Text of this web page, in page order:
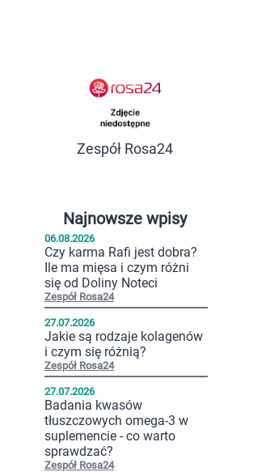
Zespół Rosa24
Najnowsze wpisy
06.08.2026
Czy karma Rafi jest dobra?
Ile ma mięsa i czym różni
się od Doliny Noteci
Zespół Rosa24
27.07.2026
Jakie są rodzaje kolagenów
i czym się różnią?
Zespół Rosa24
27.07.2026
Badania kwasów
tłuszczowych omega-3 w
suplemencie - co warto
sprawdzać?
Zespół Rosa24